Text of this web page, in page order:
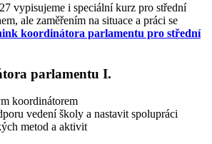
vypisujeme i speciální kurz pro střední
ale zaměřením na situace a práci se
koordinátora parlamentu pro střední
parlamentu I.
koordinátorem
vedení školy a nastavit spolupráci
metod a aktivit